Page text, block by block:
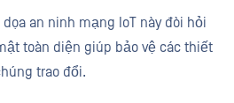
an ninh mạng IoT này đòi hỏi
toàn diện giúp bảo vệ các thiết
trao đổi.